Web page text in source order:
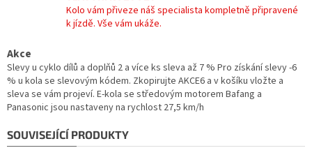
Kolo vám přiveze náš specialista kompletně připravené
k jízdě. Vše vám ukáže.
Akce
Slevy u cyklo dílů a doplňů 2 a více ks sleva až 7 % Pro získání slevy -6
% u kola se slevovým kódem. Zkopirujte AKCE6 a v košíku vložte a
sleva se vám projeví. E-kola se středovým motorem Bafang a
Panasonic jsou nastaveny na rychlost 27,5 km/h
SOUVISEJÍCÍ PRODUKTY